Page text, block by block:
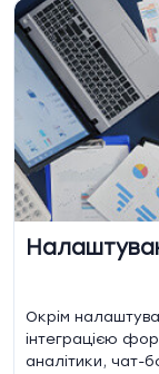
Окрім
інтеграцією
аналітики, чат-